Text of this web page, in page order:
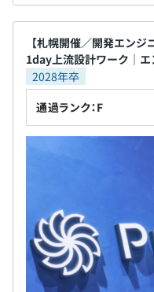
【札幌開催／開発エン
1day上流設計ワーク｜
2028年卒
通過ランク：F